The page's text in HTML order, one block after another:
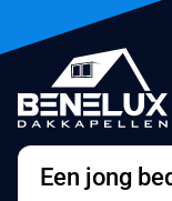
Een jong